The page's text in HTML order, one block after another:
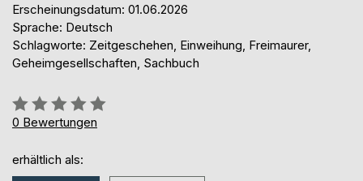
Erscheinungsdatum: 01.06.2026
Sprache: Deutsch
Schlagworte: Zeitgeschehen, Einweihung, Freimaurer,
Geheimgesellschaften, Sachbuch
Bewertung::
0%
0 Bewertungen
erhältlich als: